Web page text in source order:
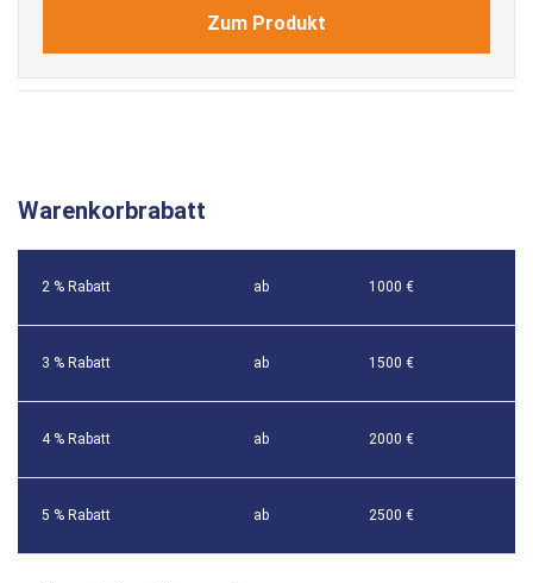
Zum Produkt
Warenkorbrabatt
2 % Rabatt ab 1000 €
3 % Rabatt ab 1500 €
4 % Rabatt ab 2000 €
5 % Rabatt ab 2500 €